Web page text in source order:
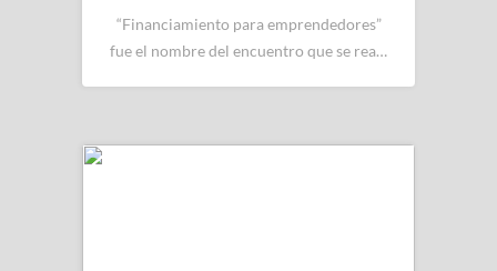
“Financiamiento para emprendedores”
fue el nombre del encuentro que se rea…